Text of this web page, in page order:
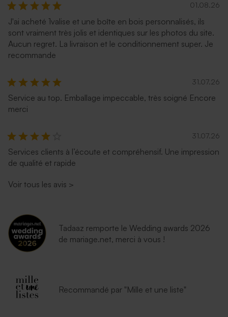
01.08.26
J'ai acheté 1valise et une boîte en bois personnalisés, ils
sont vraiment très jolis et identiques sur les photos du site.
Aucun regret. La livraison et le conditionnement super. Je
recommande
31.07.26
Service au top. Emballage impeccable, très soigné Encore
merci
31.07.26
Services clients à l’écoute et compréhensif. Une impression
de qualité et rapide
Voir tous les avis >
Tadaaz remporte le Wedding awards 2026
de mariage.net, merci à vous !
Recommandé par "Mille et une liste"